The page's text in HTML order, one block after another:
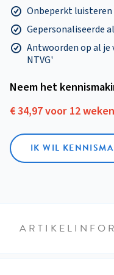
Onbeperkt luisteren
Gepersonaliseerde
Antwoorden op al je
NTVG'
Neem het
€ 34,97 voor 12
IK WIL